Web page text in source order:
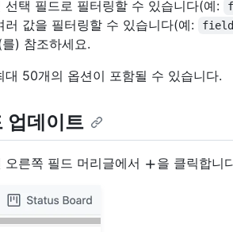
선택 필드로 필터링할 수 있습니다(예:
러 값을 필터링할 수 있습니다(예:
) 참조하세요.
대 50개의 옵션이 포함될 수 있습니다.
업데이트
른쪽 필드 머리글에서 을 클릭합니